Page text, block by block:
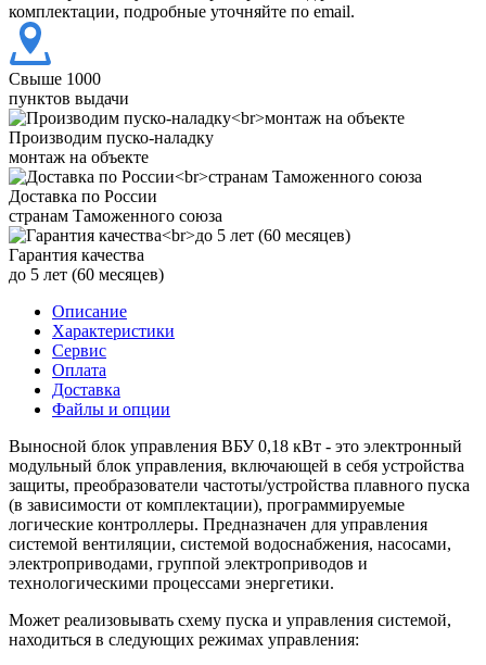
комплектации, подробные уточняйте по email.
Свыше 1000
пунктов выдачи
Производим пуско-наладку
монтаж на объекте
Доставка по России
странам Таможенного союза
Гарантия качества
до 5 лет (60 месяцев)
Описание
Характеристики
Сервис
Оплата
Доставка
Файлы и опции
Выносной блок управления ВБУ 0,18 кВт - это электронный
модульный блок управления, включающей в себя устройства
защиты, преобразователи частоты/устройства плавного пуска
(в зависимости от комплектации), программируемые
логические контроллеры. Предназначен для управления
системой вентиляции, системой водоснабжения, насосами,
электроприводами, группой электроприводов и
технологическими процессами энергетики.
Может реализовывать схему пуска и управления системой,
находиться в следующих режимах управления: